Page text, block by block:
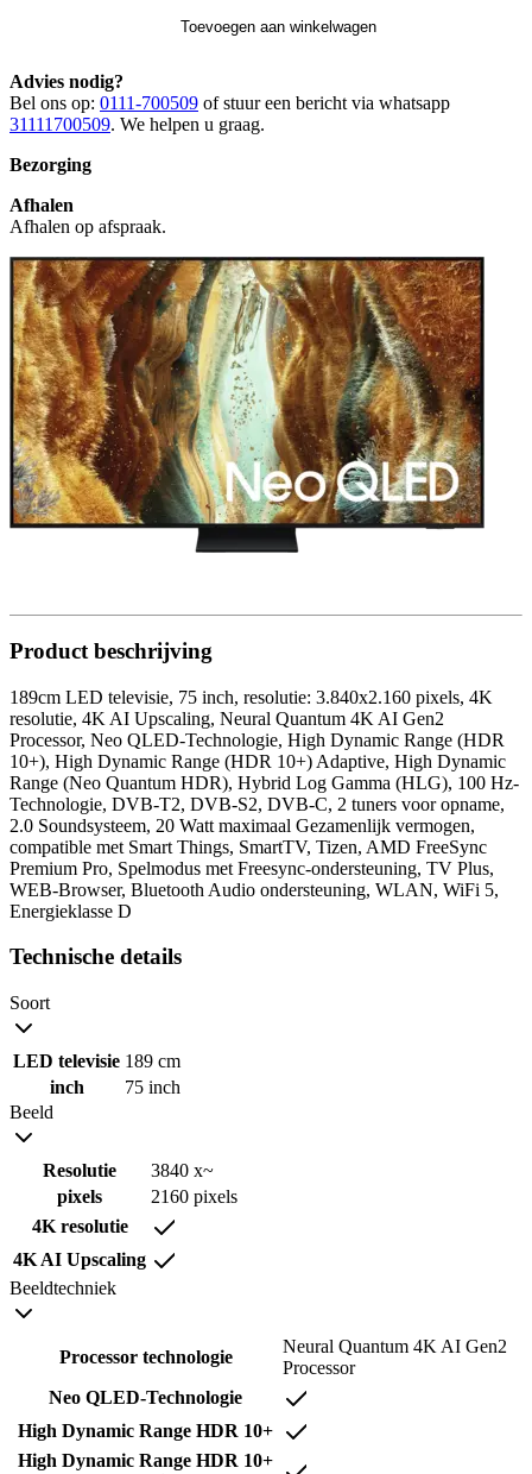
Toevoegen aan winkelwagen
Advies nodig?
Bel ons op: 0111-700509 of stuur een bericht via whatsapp
31111700509. We helpen u graag.
Bezorging
Afhalen
Afhalen op afspraak.
Product beschrijving
189cm LED televisie, 75 inch, resolutie: 3.840x2.160 pixels, 4K
resolutie, 4K AI Upscaling, Neural Quantum 4K AI Gen2
Processor, Neo QLED-Technologie, High Dynamic Range (HDR
10+), High Dynamic Range (HDR 10+) Adaptive, High Dynamic
Range (Neo Quantum HDR), Hybrid Log Gamma (HLG), 100 Hz-
Technologie, DVB-T2, DVB-S2, DVB-C, 2 tuners voor opname,
2.0 Soundsysteem, 20 Watt maximaal Gezamenlijk vermogen,
compatible met Smart Things, SmartTV, Tizen, AMD FreeSync
Premium Pro, Spelmodus met Freesync-ondersteuning, TV Plus,
WEB-Browser, Bluetooth Audio ondersteuning, WLAN, WiFi 5,
Energieklasse D
Technische details
Soort
LED televisie 189 cm
inch
75 inch
Beeld
Resolutie
3840 x~
pixels
2160 pixels
4K resolutie
4K AI Upscaling
Beeldtechniek
Processor technologie
Neural Quantum 4K AI Gen2
Processor
Neo QLED-Technologie
High Dynamic Range HDR 10+
High Dynamic Range HDR 10+